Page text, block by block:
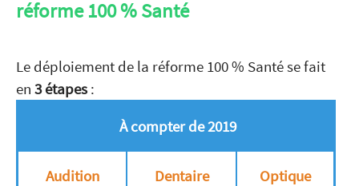
réforme 100 % Santé
Le déploiement de la réforme 100 % Santé se fait
en 3 étapes :
À compter de 2019
Audition Dentaire Optique